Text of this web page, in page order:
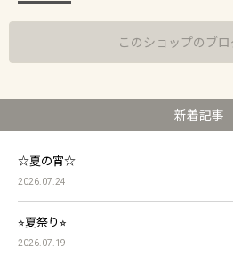
このショップのブ
新着記事
☆夏の宵☆
2026.07.24
⭐︎夏祭り⭐︎
2026.07.19